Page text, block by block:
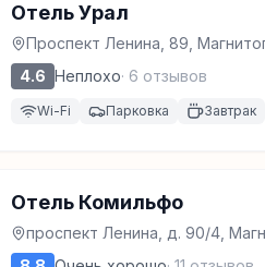
Отель Урал
Проспект Ленина, 89,
4.6 Неплохо· 6 отзывов
Wi-Fi Парковка Завтрак
Отель Комильфо
проспект Ленина, д. 90/4,